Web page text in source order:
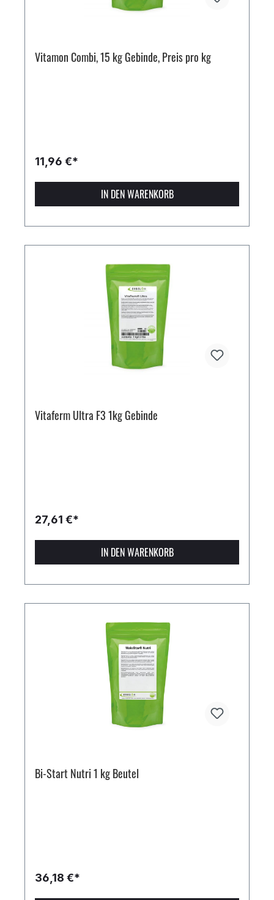
Vitamon Combi, 15 kg Gebinde, Preis pro kg
11,96 €*
IN DEN WARENKORB
Vitaferm Ultra F3 1kg Gebinde
27,61 €*
IN DEN WARENKORB
Bi-Start Nutri 1 kg Beutel
36,18 €*